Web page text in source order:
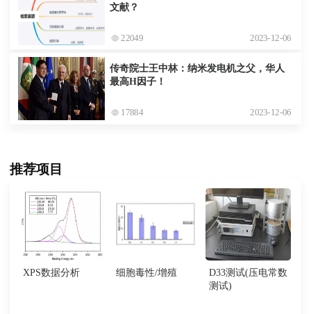
文献？
22049 2023-12-06
传奇院士王中林：纳米发电机之父，华人
最高H因子！
17884 2023-12-06
推荐项目
XPS数据分析 细胞毒性/增殖
D33测试(压电常数
测试)